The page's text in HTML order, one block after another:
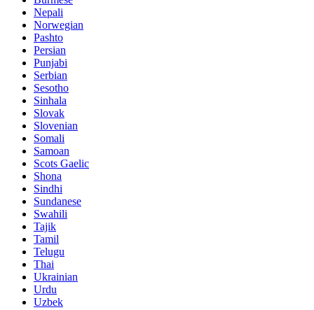
Nepali
Norwegian
Pashto
Persian
Punjabi
Serbian
Sesotho
Sinhala
Slovak
Slovenian
Somali
Samoan
Scots Gaelic
Shona
Sindhi
Sundanese
Swahili
Tajik
Tamil
Telugu
Thai
Ukrainian
Urdu
Uzbek